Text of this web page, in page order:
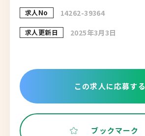
求人No
14262-39364
求人更新日 2025年3月3日
この求人に応募する
ブックマーク